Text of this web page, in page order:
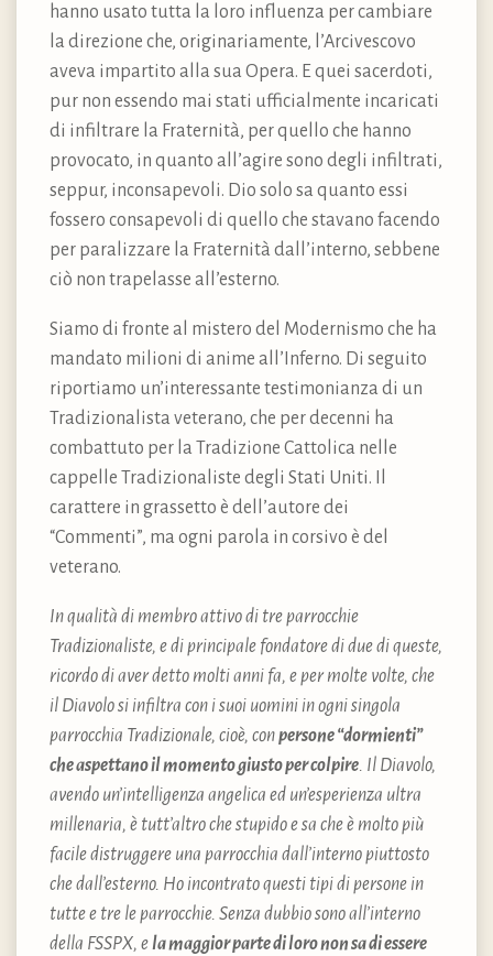
hanno usato tutta la loro influenza per cambiare
la direzione che, originariamente, l’Arcivescovo
aveva impartito alla sua Opera. E quei sacerdoti,
pur non essendo mai stati ufficialmente incaricati
di infiltrare la Fraternità, per quello che hanno
provocato, in quanto all’agire sono degli infiltrati,
seppur, inconsapevoli. Dio solo sa quanto essi
fossero consapevoli di quello che stavano facendo
per paralizzare la Fraternità dall’interno, sebbene
ciò non trapelasse all’esterno.
Siamo di fronte al mistero del Modernismo che ha
mandato milioni di anime all’Inferno. Di seguito
riportiamo un’interessante testimonianza di un
Tradizionalista veterano, che per decenni ha
combattuto per la Tradizione Cattolica nelle
cappelle Tradizionaliste degli Stati Uniti. Il
carattere in grassetto è dell’autore dei
“Commenti”, ma ogni parola in corsivo è del
veterano.
In qualità di membro attivo di tre parrocchie
Tradizionaliste, e di principale fondatore di due di queste,
ricordo di aver detto molti anni fa, e per molte volte, che
il Diavolo si infiltra con i suoi uomini in ogni singola
parrocchia Tradizionale, cioè, conpersone “dormienti”
che aspettano il momento giusto per colpire . Il Diavolo,
avendo un’intelligenza angelica ed un’esperienza ultra
millenaria, è tutt’altro che stupido e sa che è molto più
facile distruggere una parrocchia dall’interno piuttosto
che dall’esterno. Ho incontrato questi tipi di persone in
tutte e tre le parrocchie. Senza dubbio sono all’interno
della FSSPX, e la maggior parte di loro non sa di essere